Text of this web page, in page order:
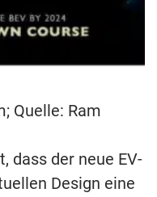
Quelle: Ram
dass der neue EV-
Design eine